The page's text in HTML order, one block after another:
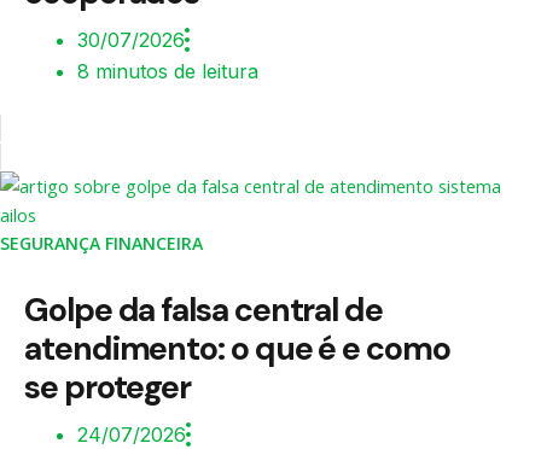
30/07/2026
8 minutos de leitura
SEGURANÇA FINANCEIRA
Golpe da falsa central de
atendimento: o que é e como
se proteger
24/07/2026